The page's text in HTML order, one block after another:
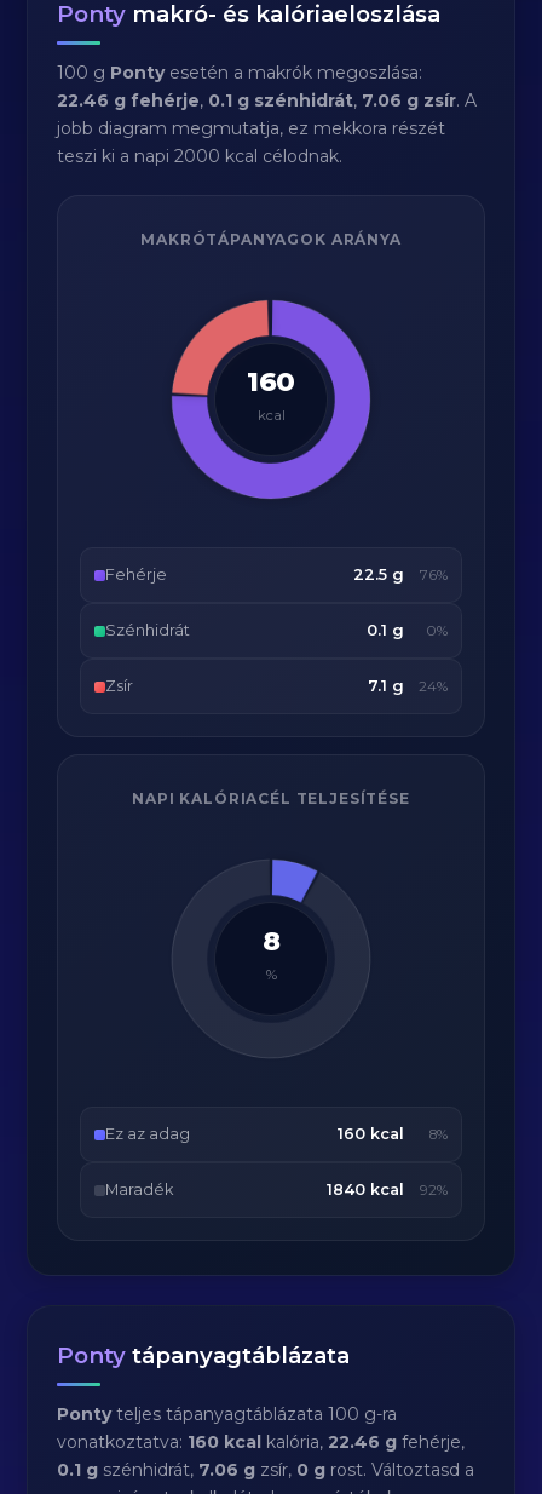
Ponty makró- és kalóriaeloszlása
100 g Pontyesetén a makrók megoszlása:
22.46 g fehérje, 0.1 g szénhidrát, 7.06 g zsír. A
jobb diagram megmutatja, ez mekkora részét
teszi ki a napi 2000 kcal célodnak.
MAKRÓTÁPANYAGOK ARÁNYA
160
kcal
Fehérje 22.5 g 76%
Szénhidrát 0.1 g 0%
Zsír 7.1 g 24%
NAPI KALÓRIACÉL TELJESÍTÉSE
8
%
Ez az adag 160 kcal 8%
Maradék 1840 kcal 92%
Ponty tápanyagtáblázata
Pontyteljes tápanyagtáblázata 100 g-ra
vonatkoztatva: 160 kcal kalória,22.46 g fehérje,
0.1 g szénhidrát, 7.06 g zsír, 0 g rost. Változtasd a